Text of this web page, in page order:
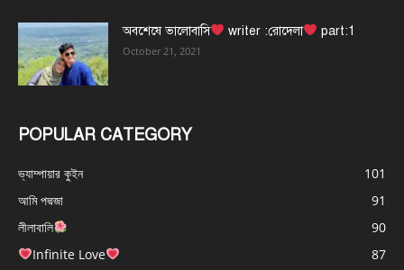
অবশেষে ভালোবাসি writer :রোদেলা part:1
October 21, 2021
POPULAR CATEGORY
ভ্যাম্পায়ার কুইন
101
আমি পদ্মজা
91
লীলাবালি
90
Infinite Love
87